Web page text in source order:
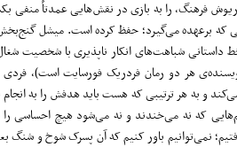
فرهنگ، را به بازی در نقش‌هایی عمدتاً منفی
که برعهده می‌گیرد؛ حفظ کرده است. میشل گنج‌بخش
هر دو رمان فردریک فورسایت است)،
و به هر ترتیبی که هست باید هدفش را به انجام
که نه می‌خندند و نه می‌شود هیچ احساسی را
نمی‌توانیم باور کنیم که آن پسرک شوخ و شنگ